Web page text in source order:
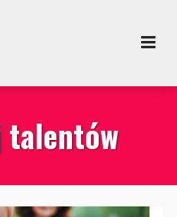
talentów